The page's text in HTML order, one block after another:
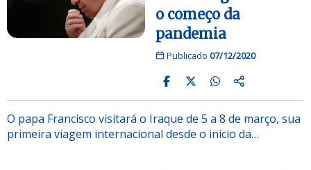
o começo da
pandemia
Publicado 07/12/2020
O papa Francisco visitará o Iraque de 5 a 8 de março, sua
primeira viagem internacional desde o início da…